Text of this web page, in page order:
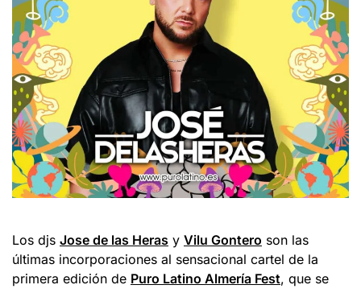
Los djs Jose de las Heras y Vilu Gontero son las
últimas incorporaciones al sensacional cartel de la
primera edición de Puro Latino Almería Fest, que se